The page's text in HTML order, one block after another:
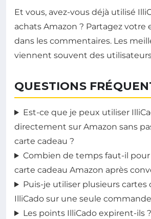
Et vous, avez-vous déjà utilisé
achats Amazon ? Partagez votre
dans les commentaires. Les
viennent souvent des
QUESTIONS
Est-ce que je peux utiliser
directement sur Amazon sans
carte cadeau ?
Combien de temps faut-il pour
carte cadeau Amazon après
Puis-je utiliser plusieurs cartes
IlliCado sur une seule
Les points IlliCado expirent-ils ?